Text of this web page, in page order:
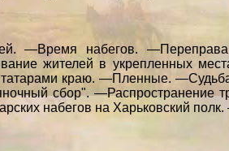
—Время набегов.
жителей в укрепленных
краю. —Пленные.
сбор". —Распространение
набегов на Харьковский